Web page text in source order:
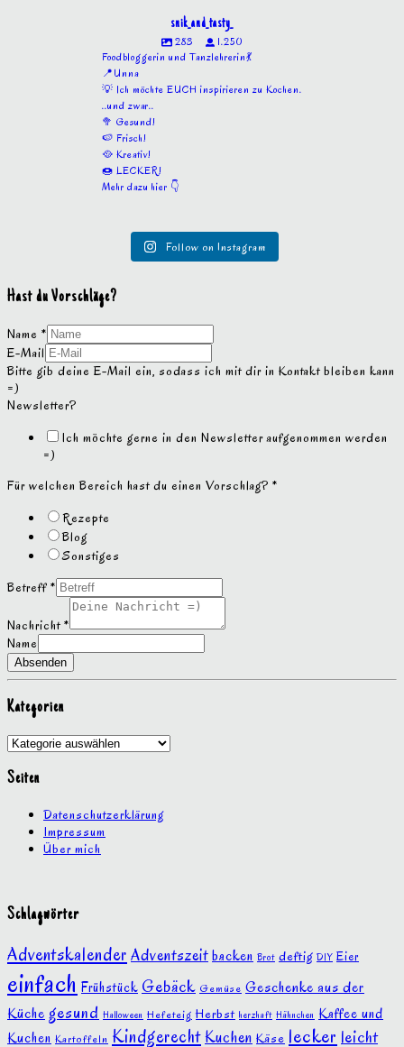
snik_and_tasty_
283
1.250
Foodbloggerin und Tanzlehrerin💃
📍Unna
💡 Ich möchte EUCH inspirieren zu Kochen.
..und zwar..
🥦 Gesund!
🍉 Frisch!
🥘 Kreativ!
🍩 LECKER!
Mehr dazu hier 👇
Follow on Instagram
Hast du Vorschläge?
Name *
E-Mail
Bitte gib deine E-Mail ein, sodass ich mit dir in Kontakt bleiben kann
=)
Newsletter?
Ich möchte gerne in den Newsletter aufgenommen werden
=)
Für welchen Bereich hast du einen Vorschlag? *
Rezepte
Blog
Sonstiges
Betreff *
Nachricht *
Name
Absenden
Kategorien
Kategorien
Seiten
Datenschutzerklärung
Impressum
Über mich
Schlagwörter
Adventskalender Adventszeitbacken Brot deftig DIY Eier
einfach Frühstück Gebäck Gemüse Geschenke aus der
Küche gesund Halloween Hefeteig Herbst herzhaft Hähnchen Kaffee und
Kuchen Kartoffeln KindgerechtKuchen Käse lecker leicht